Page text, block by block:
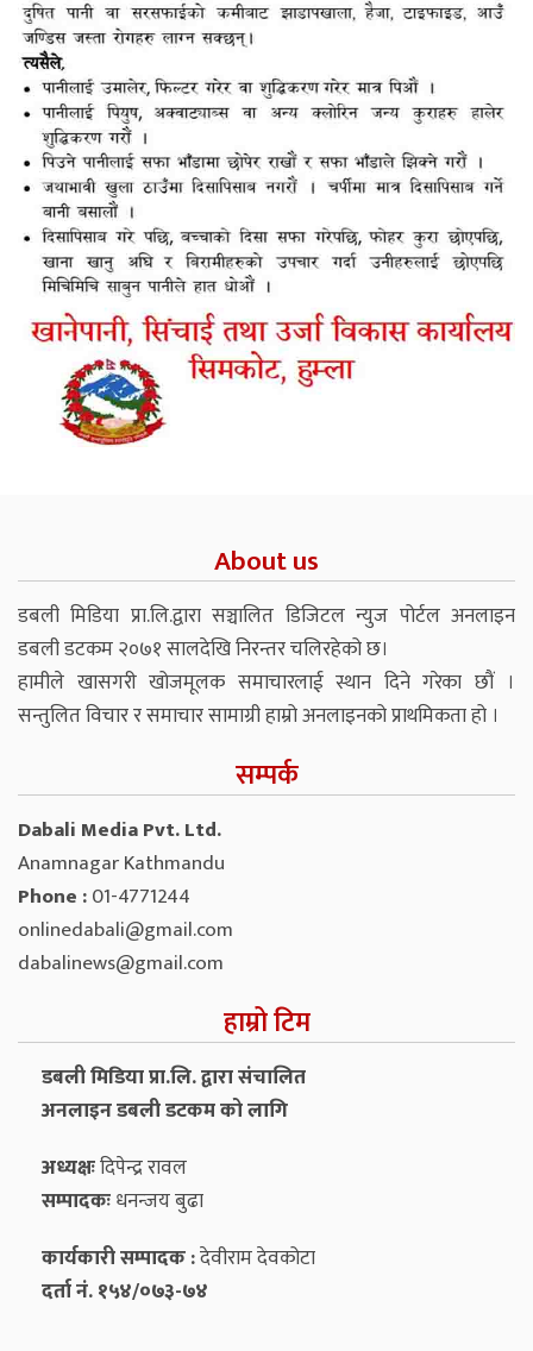
About us
डबली मिडिया प्रा.लि.द्वारा सञ्चालित डिजिटल न्युज पोर्टल अनलाइन
डबली डटकम २०७१ सालदेखि निरन्तर चलिरहेको छ।
हामीले खासगरी खोजमूलक समाचारलाई स्थान दिने गरेका छौं ।
सन्तुलित विचार र समाचार सामाग्री हाम्रो अनलाइनको प्राथमिकता हो ।
सम्पर्क
Dabali Media Pvt. Ltd.
Anamnagar Kathmandu
Phone :01-4771244
onlinedabali@gmail.com
dabalinews@gmail.com
हाम्रो टिम
डबली मिडिया प्रा.लि. द्वारा संचालित
अनलाइन डबली डटकम को लागि
अध्यक्षःदिपेन्द्र रावल
सम्पादकःधनन्‍जय बुढा
कार्यकारी सम्पादक :देवीराम देवकोटा
दर्ता नं. १५४/०७३-७४